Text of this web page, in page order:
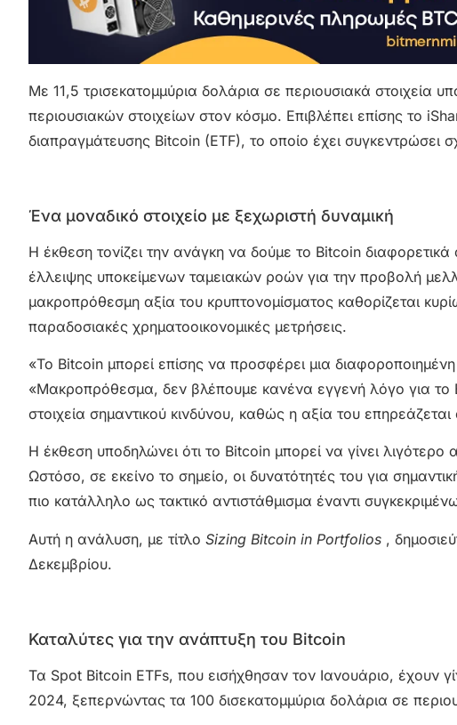
Με 11,5 τρισεκατομμύρια δολάρια σε περιουσιακά στοιχεία
περιουσιακών στοιχείων στον κόσμο. Επιβλέπει επίσης το
διαπραγμάτευσης Bitcoin (ETF), το οποίο έχει συγκεντρώσει
Ένα μοναδικό στοιχείο με ξεχωριστή δυναμική
Η έκθεση τονίζει την ανάγκη να δούμε το Bitcoin
έλλειψης υποκείμενων ταμειακών ροών για την προβολή
μακροπρόθεσμη αξία του κρυπτονομίσματος καθορίζεται
παραδοσιακές χρηματοοικονομικές μετρήσεις.
«Το Bitcoin μπορεί επίσης να προσφέρει μια
«Μακροπρόθεσμα, δεν βλέπουμε κανένα εγγενή λόγο για το
στοιχεία σημαντικού κινδύνου, καθώς η αξία του
Η έκθεση υποδηλώνει ότι το Bitcoin μπορεί να γίνει
Ωστόσο, σε εκείνο το σημείο, οι δυνατότητές του για
πιο κατάλληλο ως τακτικό αντιστάθμισμα έναντι
Αυτή η ανάλυση, με τίτλο Sizing Bitcoin in Portfolios ,
Δεκεμβρίου.
Καταλύτες για την ανάπτυξη του Bitcoin
Τα Spot Bitcoin ETFs, που εισήχθησαν τον Ιανουάριο, έχουν
2024, ξεπερνώντας τα 100 δισεκατομμύρια δολάρια σε